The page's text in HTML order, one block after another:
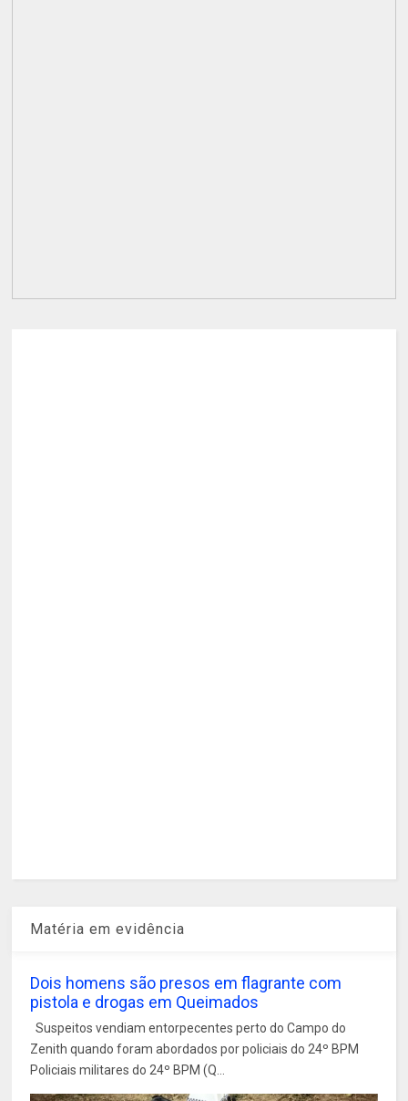
Matéria em evidência
Dois homens são presos em flagrante com
pistola e drogas em Queimados
Suspeitos vendiam entorpecentes perto do Campo do
Zenith quando foram abordados por policiais do 24º BPM
Policiais militares do 24º BPM (Q...